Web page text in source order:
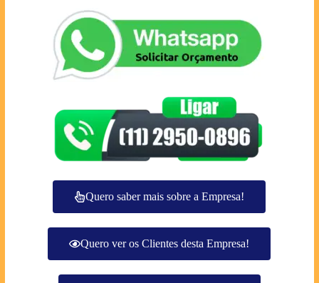
Quero saber mais sobre a Empresa!
Quero ver os Clientes desta Empresa!